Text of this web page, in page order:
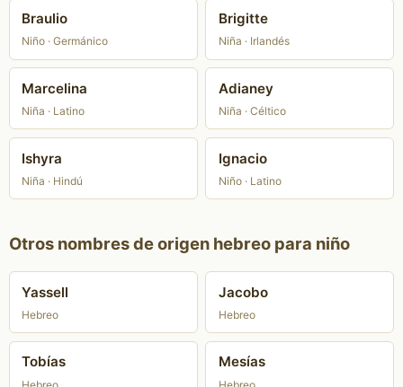
Braulio
Niño · Germánico
Brigitte
Niña · Irlandés
Marcelina
Niña · Latino
Adianey
Niña · Céltico
Ishyra
Niña · Hindú
Ignacio
Niño · Latino
Otros nombres de origen hebreo para niño
Yassell
Hebreo
Jacobo
Hebreo
Tobías Mesías